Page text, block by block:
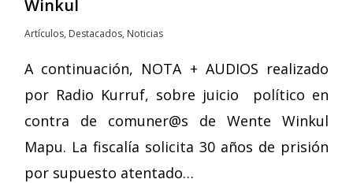
Winkul
Artículos, Destacados, Noticias
A continuación, NOTA + AUDIOS realizado
por Radio Kurruf, sobre juicio político en
contra de comuner@s de Wente Winkul
Mapu. La fiscalía solicita 30 años de prisión
por supuesto atentado…